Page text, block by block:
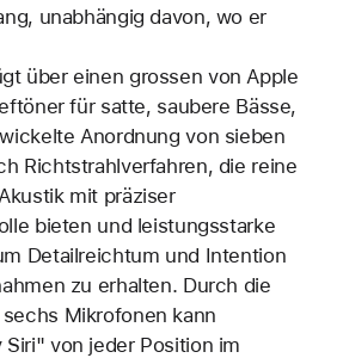
unabhängig davon, wo er
über einen grossen von Apple
für satte, saubere Bässe,
Anordnung von sieben
Richtstrahlverfahren, die reine
mit präziser
bieten und leistungsstarke
Detailreichtum und Intention
zu erhalten. Durch die
Mikrofonen kann
von jeder Position im